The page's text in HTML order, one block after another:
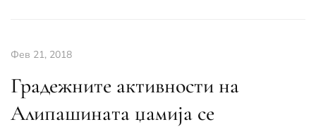
Фев 21, 2018
Градежните активности на
Алипашината џамија се